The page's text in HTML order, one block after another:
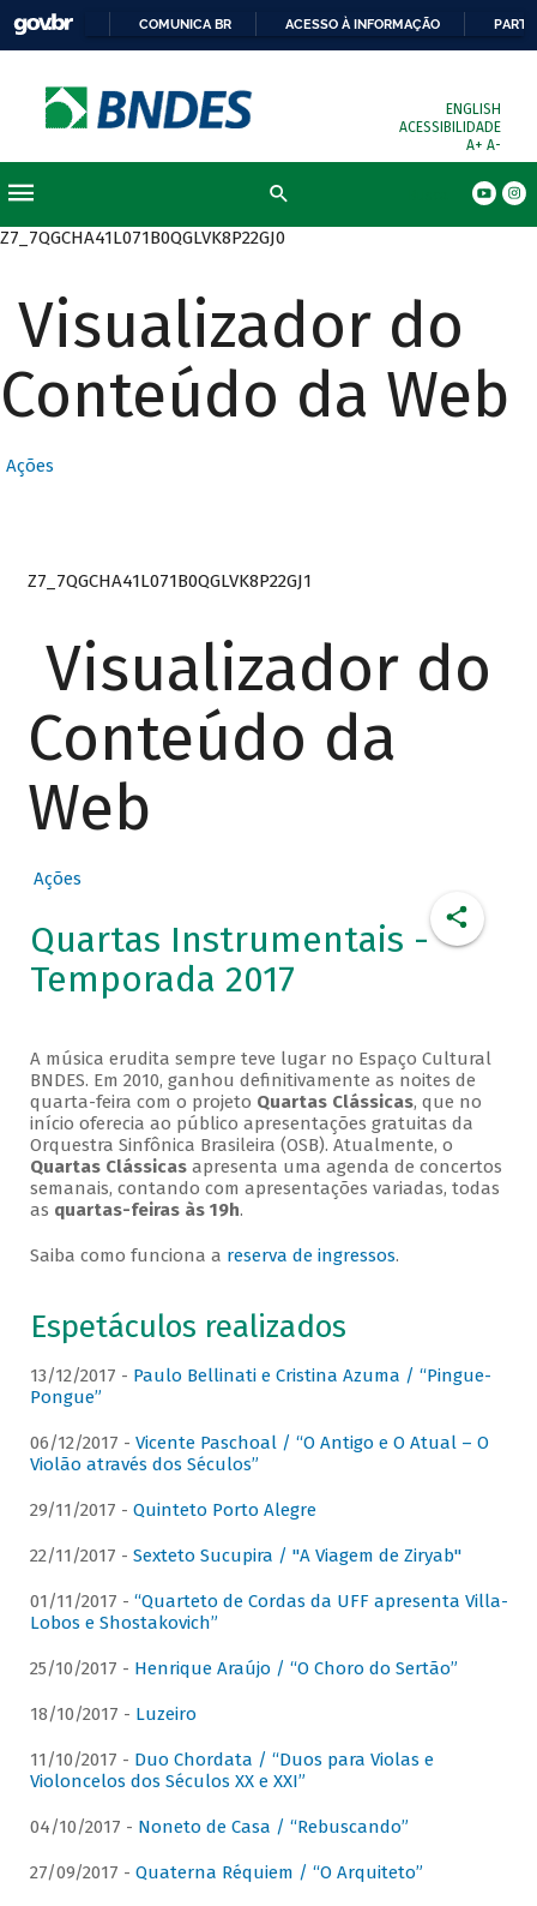
COMUNICA BR ACESSO À INFORMAÇÃO
ENGLISH
ACESSIBILIDADE
A+ A-
Z7_7QGCHA41L071B0QGLVK8P22GJ0
Visualizador do
Conteúdo da Web
Ações
Z7_7QGCHA41L071B0QGLVK8P22GJ1
Visualizador do
Conteúdo da
Web
Ações
Quartas Instrumentais -
Temporada 2017
A música erudita sempre teve lugar no Espaço Cultural
BNDES. Em 2010, ganhou definitivamente as noites de
quarta-feira com o projeto Quartas Clássicas, que no
início oferecia ao público apresentações gratuitas da
Orquestra Sinfônica Brasileira (OSB). Atualmente, o
Quartas Clássicasapresenta uma agenda de concertos
semanais, contando com apresentações variadas, todas
as quartas-feiras às 19h.
Saiba como funciona a reserva de ingressos.
Espetáculos realizados
13/12/2017 - Paulo Bellinati e Cristina Azuma / “Pingue-
Pongue”
06/12/2017 - Vicente Paschoal / “O Antigo e O Atual – O
Violão através dos Séculos”
29/11/2017 - Quinteto Porto Alegre
22/11/2017 - Sexteto Sucupira / "A Viagem de Ziryab"
01/11/2017 - “Quarteto de Cordas da UFF apresenta Villa-
Lobos e Shostakovich”
25/10/2017 - Henrique Araújo / “O Choro do Sertão”
18/10/2017 - Luzeiro
11/10/2017 - Duo Chordata / “Duos para Violas e
Violoncelos dos Séculos XX e XXI”
04/10/2017 - Noneto de Casa / “Rebuscando”
27/09/2017 - Quaterna Réquiem / “O Arquiteto”